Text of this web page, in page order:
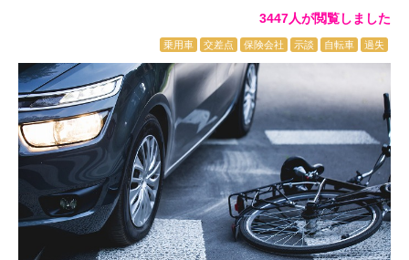
3447人が閲覧しました
乗用車 交差点 保険会社 示談 自転車 過失
弁護士特約について知る
加害者側について知る
被害に関する用語を知る
解決までの流れ ▼
ケガの治療
症状固定